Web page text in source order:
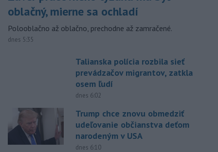
oblačný, mierne sa ochladí
Polooblačno až oblačno, prechodne až zamračené.
dnes 5:35
Talianska polícia rozbila sieť
prevádzačov migrantov, zatkla
osem ľudí
dnes 6:02
Trump chce znovu obmedziť
udeľovanie občianstva deťom
narodeným v USA
dnes 6:10